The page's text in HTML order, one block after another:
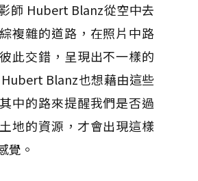
師 Hubert Blanz從空中去
複雜的道路，在照片中路
此交錯，呈現出不一樣的
Blanz也想藉由這些
中的路來提醒我們是否過
地的資源，才會出現這樣
覺。